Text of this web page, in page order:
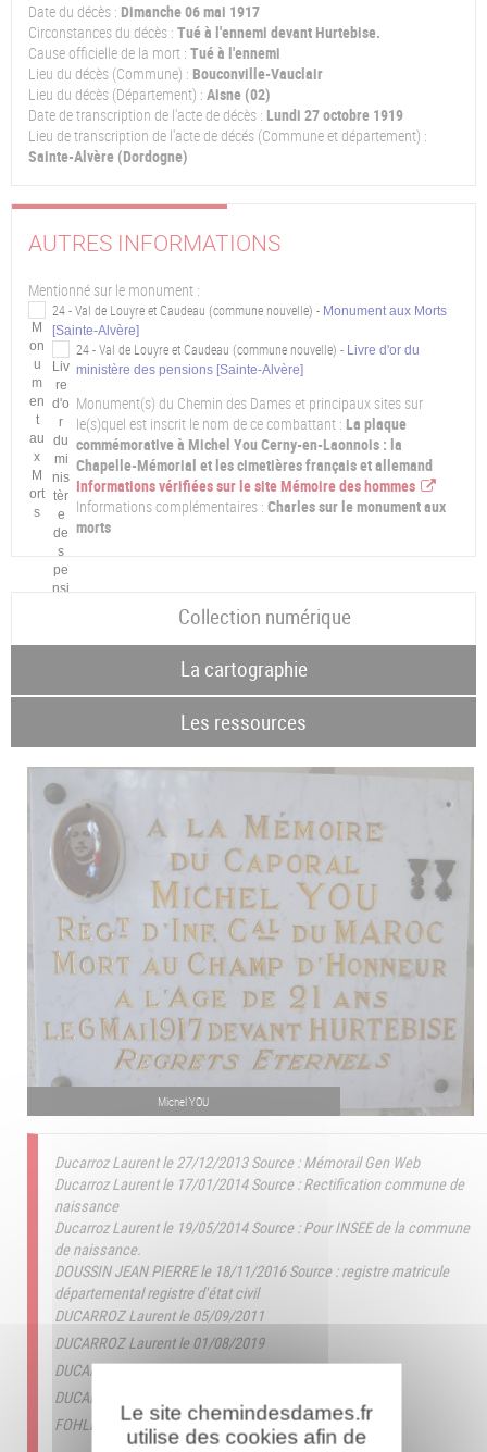
Date du décès : Dimanche 06 mai 1917
Circonstances du décès : Tué à l'ennemi devant Hurtebise.
Cause officielle de la mort : Tué à l'ennemi
Lieu du décès (Commune) : Bouconville-Vauclair
Lieu du décès (Département) : Aisne (02)
Date de transcription de l'acte de décès : Lundi 27 octobre 1919
Lieu de transcription de l'acte de décés (Commune et département) :
Sainte-Alvère (Dordogne)
AUTRES INFORMATIONS
Mentionné sur le monument :
24 - Val de Louyre et Caudeau (commune nouvelle) - Monument aux Morts
[Sainte-Alvère]
24 - Val de Louyre et Caudeau (commune nouvelle) - Livre d'or du
ministère des pensions [Sainte-Alvère]
Monument(s) du Chemin des Dames et principaux sites sur
le(s)quel est inscrit le nom de ce combattant : La plaque
commémorative à Michel You Cerny-en-Laonnois : la
Chapelle-Mémorial et les cimetières français et allemand
Informations vérifiées sur le site Mémoire des hommes
Informations complémentaires : Charles sur le monument aux
morts
Collection numérique
La cartographie
Les ressources
Michel YOU
Ducarroz Laurent le 27/12/2013Source : Mémorail Gen Web
Ducarroz Laurent le 17/01/2014Source : Rectification commune de
naissance
Ducarroz Laurent le 19/05/2014Source : Pour INSEE de la commune
de naissance.
DOUSSIN JEAN PIERRE le 18/11/2016Source : registre matricule
départemental registre d'état civil
DUCARROZ Laurent le 05/09/2011
DUCARROZ Laurent le 01/08/2019
DUCARROZ Laurent le 22/06/2020
DUCARROZ Laurent le 15/11/2022
FOHLEN Yves le 11/05/2024
Le site chemindesdames.fr
utilise des cookies afin de